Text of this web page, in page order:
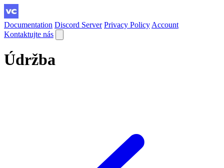
Documentation Discord Server Privacy Policy Account
Kontaktujte nás
Údržba